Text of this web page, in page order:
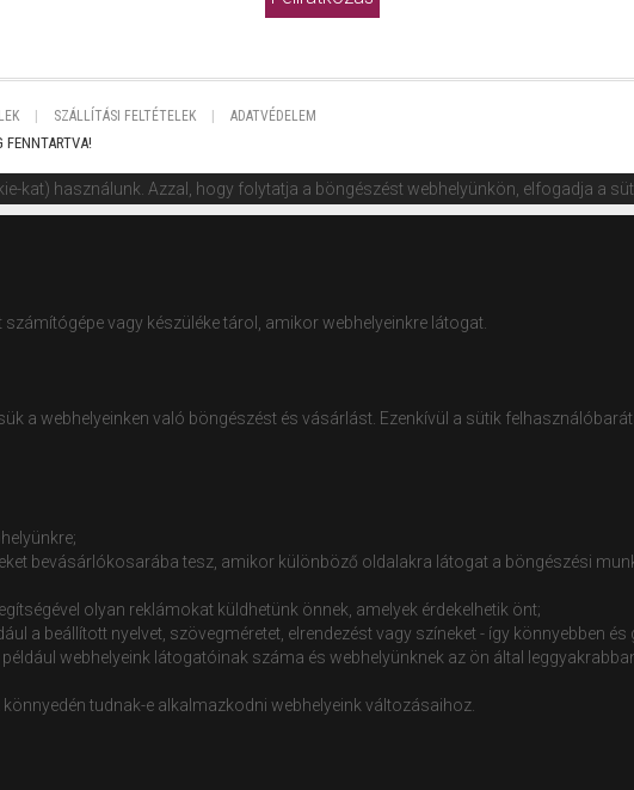
SZÁLLÍTÁSI FELTÉTELEK ADATVÉDELEM
kat) használunk. Azzal, hogy folytatja a böngészést webhelyünkön, elfogadja a
vagy készüléke tárol, amikor webhelyeinkre látogat.
a webhelyeinken való böngészést és vásárlást. Ezenkívül a sütik
bevásárlókosarába tesz, amikor különböző oldalakra látogat a böngészési
olyan reklámokat küldhetünk önnek, amelyek érdekelhetik önt;
a beállított nyelvet, szövegméretet, elrendezést vagy színeket - így könnyebben
webhelyeink látogatóinak száma és webhelyünknek az ön által
tudnak-e alkalmazkodni webhelyeink változásaihoz.